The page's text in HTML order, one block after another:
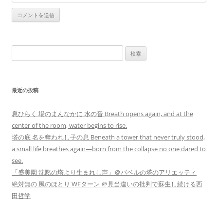
索:
最近の投稿
息ひらく 場のまんなかに 水の音 Breath opens again, and at the
center of the room, water begins to rise.
塔の底 名を奪われし子の息 Beneath a tower that never truly stood,
a small life breathes again—born from the collapse no one dared to
see.
「盛美園 沈黙の塔より生まれし声」＠バベルの塔のアリエッティ
絶対無の 風のほとり WEターン ＠見当違いの批判で蘇生し続ける西
田哲学